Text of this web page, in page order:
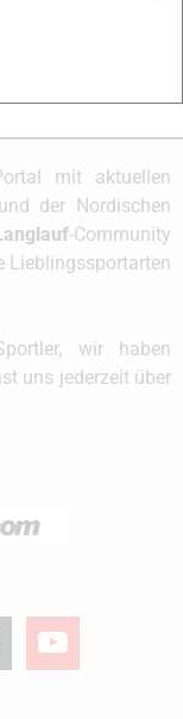
und das
hat.
mit aktuellen
der Nordischen
-Community
Lieblingssportarten
wir haben
uns jederzeit über
youtube